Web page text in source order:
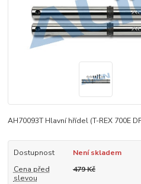
AH70093T Hlavní hřídel (T-REX 700E
Dostupnost
Není skladem
Cena před
slevou
479 Kč